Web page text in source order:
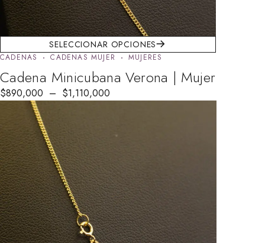
SELECCIONAR OPCIONES
CADENAS CADENAS MUJER MUJERES
Cadena Minicubana Verona | Mujer
$890,000 – $1,110,000